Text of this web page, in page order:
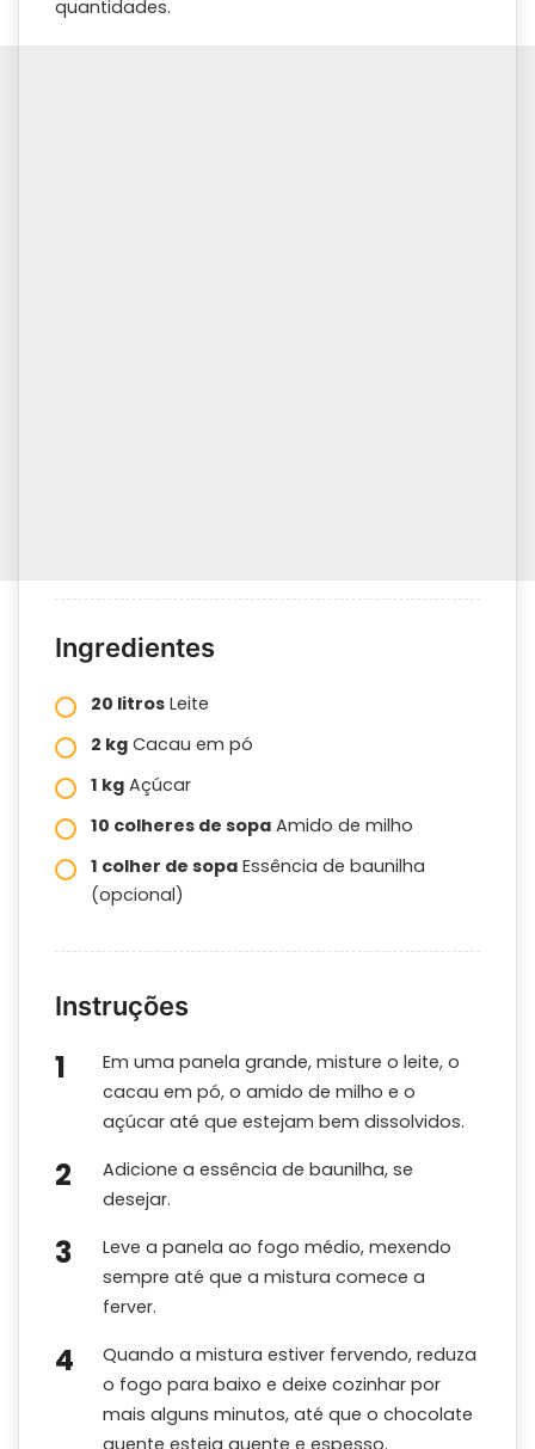
quantidades.
Ingredientes
20 litros Leite
2 kg Cacau em pó
1 kg Açúcar
10 colheres de sopa Amido de milho
1 colher de sopa Essência de baunilha
(opcional)
Instruções
Em uma panela grande, misture o leite, o
cacau em pó, o amido de milho e o
açúcar até que estejam bem dissolvidos.
Adicione a essência de baunilha, se
desejar.
Leve a panela ao fogo médio, mexendo
sempre até que a mistura comece a
ferver.
Quando a mistura estiver fervendo, reduza
o fogo para baixo e deixe cozinhar por
mais alguns minutos, até que o chocolate
quente esteja quente e espesso.